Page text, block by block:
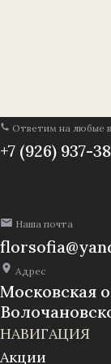
Ответим на любые
+7 (926) 937-
Наша почта
Адрес
Московская
НАВИГАЦИЯ
Акции